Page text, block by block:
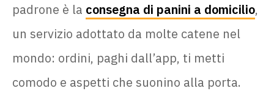
padrone è la consegna di panini a domicilio,
un servizio adottato da molte catene nel
mondo: ordini, paghi dall’app, ti metti
comodo e aspetti che suonino alla porta.